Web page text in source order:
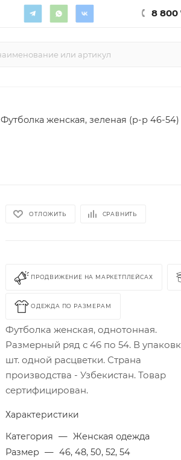
8 800
Футболка женская, зеленая (р-р 46-54)
ОТЛОЖИТЬ СРАВНИТЬ
ПРОДВИЖЕНИЕ НА МАРКЕТПЛЕЙСАХ
ОДЕЖДА ПО РАЗМЕРАМ
Футболка женская, однотонная.
Размерный ряд с 46 по 54. В
шт. одной расцветки. Страна
производства - Узбекистан. Товар
сертифицирован.
Характеристики
Категория — Женская одежда
Размер — 46, 48, 50, 52, 54